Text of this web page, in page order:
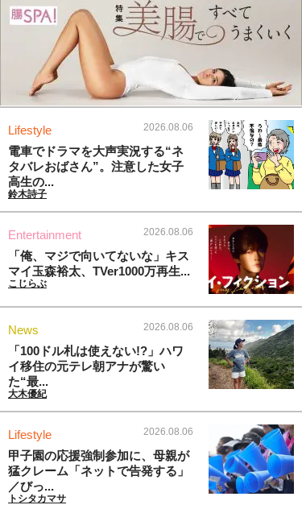
Lifestyle 2026.08.06
電車でドラマを大声実況する“ネ
タバレおばさん”。注意した女子
高生の...
鈴木詩子
Entertainment 2026.08.06
「俺、マジで向いてないな」キス
マイ玉森裕太、TVer1000万再生...
こじらぶ
News 2026.08.06
「100ドル札は使えない!?」ハワ
イ移住の元テレ朝アナが驚い
た“最...
大木優紀
Lifestyle 2026.08.06
甲子園の応援強制参加に、母親が
猛クレーム「ネットで告発する」
／びっ...
トシタカマサ